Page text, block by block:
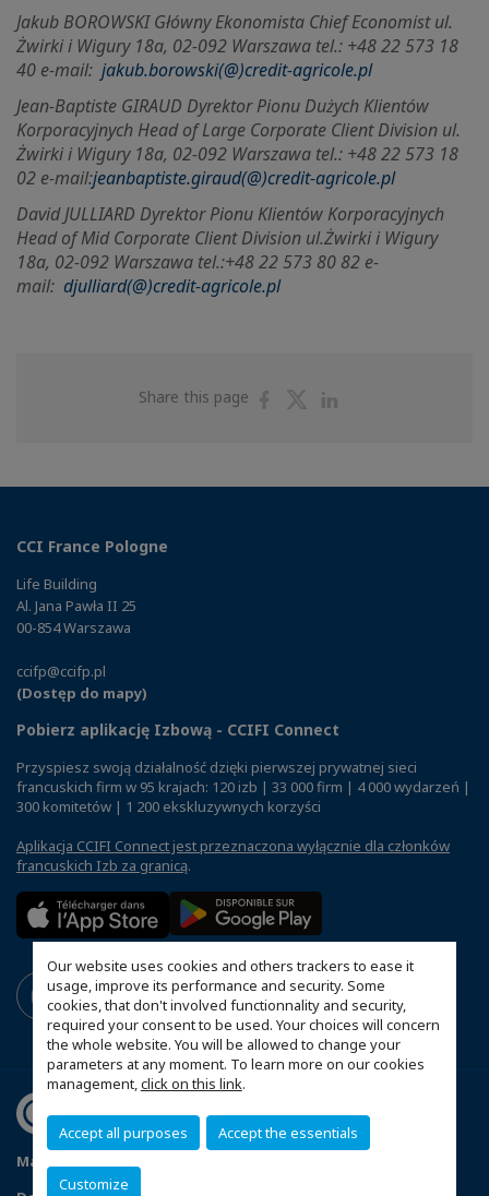
Our website uses cookies and others trackers to ease it
usage, improve its performance and security. Some
cookies, that don't involved functionnality and security,
required your consent to be used. Your choices will concern
the whole website. You will be allowed to change your
parameters at any moment. To learn more on our cookies
management,click on this link.
Accept all purposes Accept the essentials
Customize
Jakub BOROWSKI Główny Ekonomista Chief Economist ul.
Żwirki i Wigury 18a, 02-092 Warszawa tel.: +48 22 573 18
40 e-mail: jakub.borowski(@)credit-agricole.pl
Jean-Baptiste GIRAUD Dyrektor Pionu Dużych Klientów
Korporacyjnych Head of Large Corporate Client Division ul.
Żwirki i Wigury 18a, 02-092 Warszawa tel.: +48 22 573 18
02 e-mail:jeanbaptiste.giraud(@)credit-agricole.pl
David JULLIARD Dyrektor Pionu Klientów Korporacyjnych
Head of Mid Corporate Client Division ul.Żwirki i Wigury
18a, 02-092 Warszawa tel.:+48 22 573 80 82 e-
mail: djulliard(@)credit-agricole.pl
Share this page
ShareShare
CCI France Pologne
Life Building
Al. Jana Pawła II 25
00-854 Warszawa
ccifp@ccifp.pl
(Dostęp do mapy)
Pobierz aplikację Izbową - CCIFI Connect
Przyspiesz swoją działalność dzięki pierwszej prywatnej sieci
francuskich firm w 95 krajach: 120 izb | 33 000 firm | 4 000 wydarzeń |
300 komitetów | 1 200 ekskluzywnych korzyści
Aplikacja CCIFI Connect jest przeznaczona wyłącznie dla członków
francuskich Izb za granicą.
Mapa witryny